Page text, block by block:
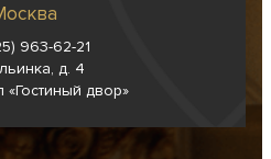
963-62-21
д. 4
«Гостиный двор»